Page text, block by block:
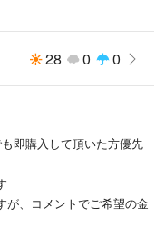
28 0 0
即購入して頂いた方優先
が、コメントでご希望の金